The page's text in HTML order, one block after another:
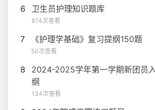
6 卫生员护理知识题库
874次查看
7 《护理学基础》复习提纲150题
50次查看
8
2024-2025学年第一学期新团员
纲
134次查看